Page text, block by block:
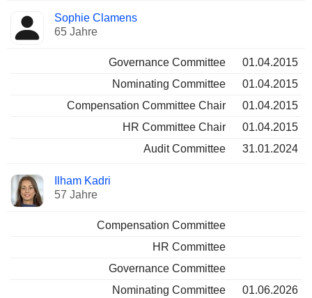
Sophie Clamens
65 Jahre
Governance Committee
01.04.2015
Nominating Committee
01.04.2015
Compensation Committee Chair
01.04.2015
HR Committee Chair
01.04.2015
Audit Committee
31.01.2024
Ilham Kadri
57 Jahre
Compensation Committee
HR Committee
Governance Committee
Nominating Committee
01.06.2026